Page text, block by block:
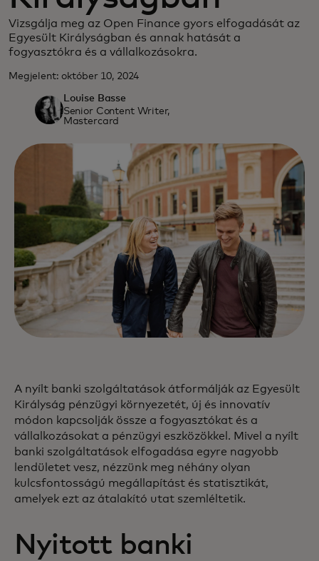
Vizsgálja meg az Open Finance gyors elfogadását az
Egyesült Királyságban és annak hatását a
fogyasztókra és a vállalkozásokra.
Megjelent: október 10, 2024
Louise Basse
Senior Content Writer,
Mastercard
A nyílt banki szolgáltatások átformálják az Egyesült
Királyság pénzügyi környezetét, új és innovatív
módon kapcsolják össze a fogyasztókat és a
vállalkozásokat a pénzügyi eszközökkel. Mivel a nyílt
banki szolgáltatások elfogadása egyre nagyobb
lendületet vesz, nézzünk meg néhány olyan
kulcsfontosságú megállapítást és statisztikát,
amelyek ezt az átalakító utat szemléltetik.
Nyitott banki